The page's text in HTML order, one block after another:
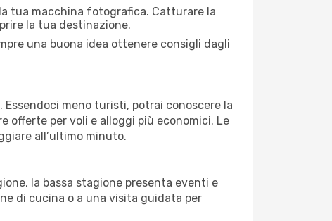
tua macchina fotografica. Catturare la
la tua destinazione.
una buona idea ottenere consigli dagli
meno turisti, potrai conoscere la
per voli e alloggi più economici. Le
all’ultimo minuto.
la bassa stagione presenta eventi e
di cucina o a una visita guidata per